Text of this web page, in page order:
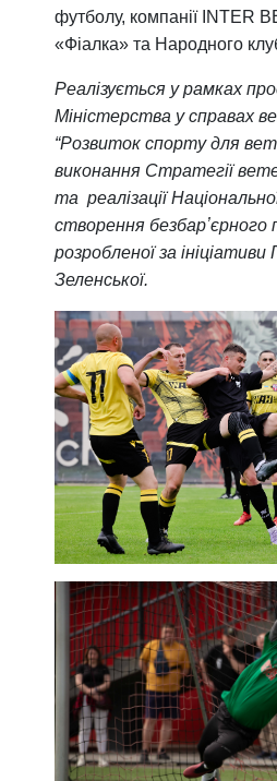
футболу, компанії INTER
«Фіалка» та Народного
Реалізується у рамках
Міністерства у справах
“Розвиток спорту для
виконання Стратегії
та реалізації
створення безбарʼєрного
розробленої за
Зеленської.